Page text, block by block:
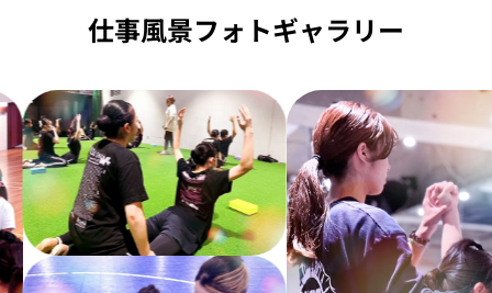
仕事風景フォトギャラリー